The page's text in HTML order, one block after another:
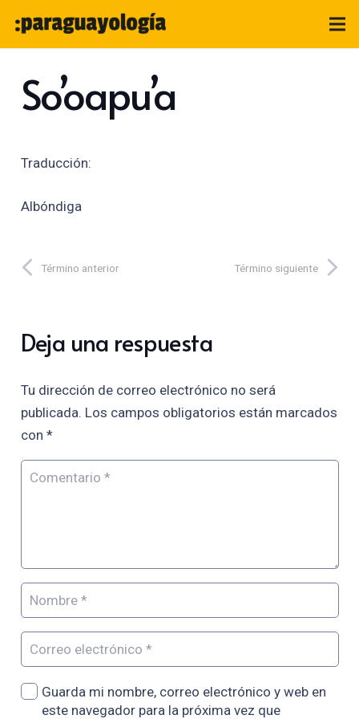
So’oapu’a
Traducción:
Albóndiga
Término anterior Término siguiente
Deja una respuesta
Tu dirección de correo electrónico no será
publicada. Los campos obligatorios están marcados
con *
Guarda mi nombre, correo electrónico y web en
este navegador para la próxima vez que